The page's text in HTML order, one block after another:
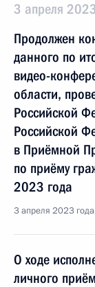
3 апреля
Продолжен
данного по
видео-
области,
Российской
Российской
в Приёмной
по приёму
2023 года
3 апреля 2023
О ходе
личного